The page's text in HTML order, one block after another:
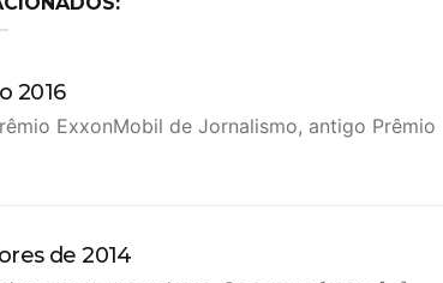
2016
ExxonMobil de Jornalismo, antigo Prêmio
de 2014